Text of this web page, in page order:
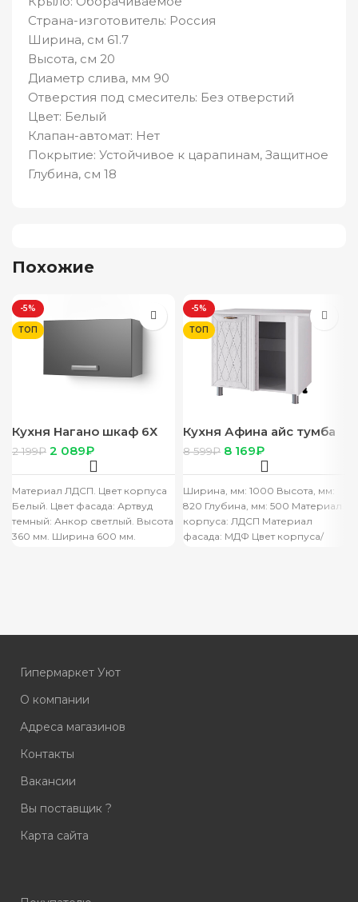
Страна-изготовитель: Россия
Ширина, см 61.7
Высота, см 20
Диаметр слива, мм 90
Отверстия под смеситель: Без отверстий
Цвет: Белый
Клапан-автомат: Нет
Покрытие: Устойчивое к царапинам, Защитное
Глубина, см 18
Похожие
-5%
ТОП
Кухня Нагано шкаф 6Х
корпус белый, фасад 6Х
анкор св
2 199₽ 2 089₽
Материал ЛДСП. Цвет корпуса
Белый. Цвет фасада: Артвуд
темный: Анкор светлый. Высота
360 мм. Ширина 600 мм.
-5%
ТОП
Кухня Афина айс тумба
10 Ур2 корп белый,
фасад 10 УР2 Афина айс,
стол 1,0
8 599₽ 8 169₽
Ширина, мм: 1000 Высота, мм:
820 Глубина, мм: 500 Материал
корпуса: ЛДСП Материал
фасада: МДФ Цвет корпуса/
Гипермаркет Уют
О компании
Адреса магазинов
Контакты
Вакансии
Вы поставщик ?
Карта сайта